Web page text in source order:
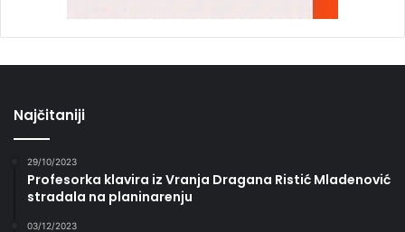
Najčitaniji
29/10/2023
Profesorka klavira iz Vranja Dragana Ristić Mladenović
stradala na planinarenju
03/12/2023